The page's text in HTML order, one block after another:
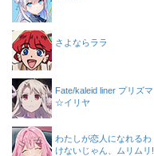
さよならララ
Fate/kaleid liner プリズマ
☆イリヤ
わたしが恋人になれるわ
けないじゃん、ムリムリ!